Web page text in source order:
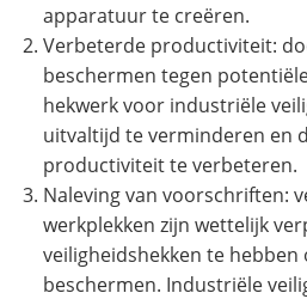
apparatuur te creëren.
Verbeterde productiviteit:
beschermen tegen
hekwerk voor industriële
uitvaltijd te verminderen en
productiviteit te verbeteren.
Naleving van voorschriften:
werkplekken zijn wettelijk
veiligheidshekken te
beschermen. Industriële